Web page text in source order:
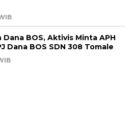
BOS, Aktivis Minta APH
Dana BOS SDN 308 Tomale